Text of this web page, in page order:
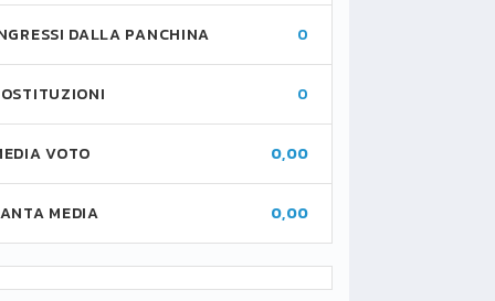
DALLA PANCHINA 0
0
VOTO 0,00
MEDIA 0,00